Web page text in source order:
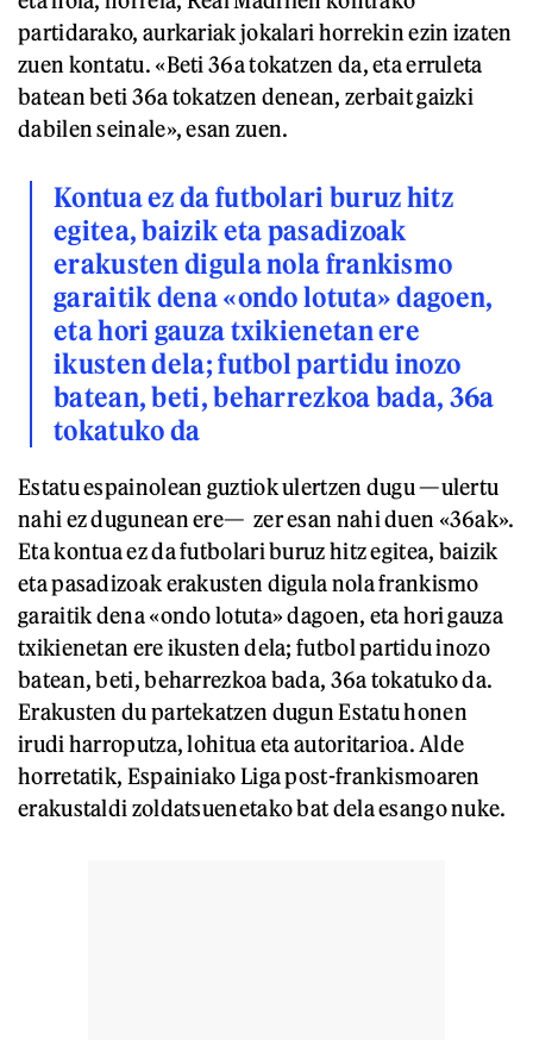
partidarako, aurkariak jokalari horrekin ezin izaten
zuen kontatu. «Beti 36a tokatzen da, eta erruleta
batean beti 36a tokatzen denean, zerbait gaizki
dabilen seinale», esan zuen.
Kontua ez da futbolari buruz hitz
egitea, baizik eta pasadizoak
erakusten digula nola frankismo
garaitik dena «ondo lotuta» dagoen,
eta hori gauza txikienetan ere
ikusten dela; futbol partidu inozo
batean, beti, beharrezkoa bada, 36a
tokatuko da
Estatu espainolean guztiok ulertzen dugu —ulertu
nahi ez dugunean ere— zer esan nahi duen «36ak».
Eta kontua ez da futbolari buruz hitz egitea, baizik
eta pasadizoak erakusten digula nola frankismo
garaitik dena «ondo lotuta» dagoen, eta hori gauza
txikienetan ere ikusten dela; futbol partidu inozo
batean, beti, beharrezkoa bada, 36a tokatuko da.
Erakusten du partekatzen dugun Estatu honen
irudi harroputza, lohitua eta autoritarioa. Alde
horretatik, Espainiako Liga post-frankismoaren
erakustaldi zoldatsuenetako bat dela esango nuke.